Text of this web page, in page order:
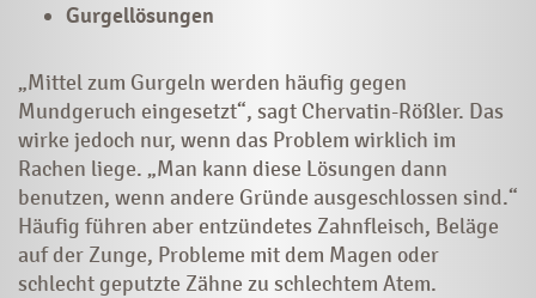
Gurgellösungen
„Mittel zum Gurgeln werden häufig gegen
Mundgeruch eingesetzt“, sagt Chervatin-Rößler. Das
wirke jedoch nur, wenn das Problem wirklich im
Rachen liege. „Man kann diese Lösungen dann
benutzen, wenn andere Gründe ausgeschlossen sind.“
Häufig führen aber entzündetes Zahnfleisch, Beläge
auf der Zunge, Probleme mit dem Magen oder
schlecht geputzte Zähne zu schlechtem Atem.